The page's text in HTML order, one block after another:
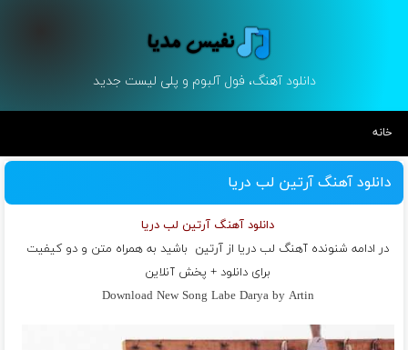
دانلود آهنگ، فول آلبوم و پلی لیست جدید
خانه
دانلود آهنگ آرتین لب دریا
دانلود آهنگ آرتین لب دریا
در ادامه شنونده آهنگ لب دریا از آرتین باشید به همراه متن و دو کیفیت
برای دانلود + پخش آنلاین
Download New Song Labe Darya by Artin